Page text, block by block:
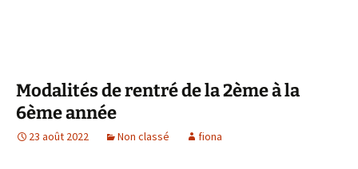
Modalités de rentré de la 2ème à la
6ème année
23 août 2022 Non classé fiona